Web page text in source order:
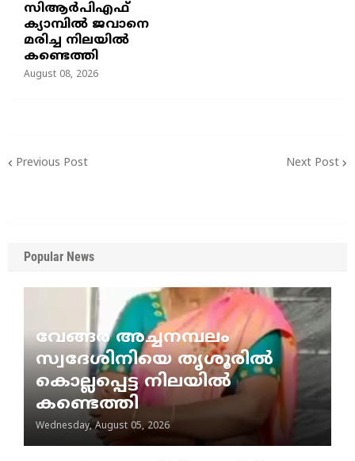
സിആർപിഎഫ്
ക്യാമ്പിൽ ജവാനെ
മരിച്ച നിലയിൽ
കണ്ടെത്തി
August 08, 2026
Previous Post Next Post
Popular News
വേങ്ങര അച്ചനമ്പലം
സ്വദേശിനിയെ തൃശൂരിൽ
കൊല്ലപ്പെട്ട നിലയിൽ
കണ്ടെത്തി
Wednesday, August 05, 2026